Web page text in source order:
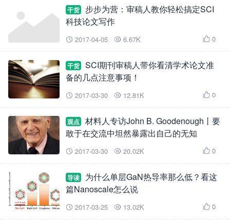
干货
步步为营：审稿人教你轻松搞定SCI
科技论文写作
 2017-04-05  6.67K  0
干货
SCI期刊审稿人带你看清学术论文准
备的几点注意事项！
 2017-03-30  12.81K  0
观点
材料人专访John B. Goodenough丨要
敢于在交流中坦然暴露出自己的无知
 2017-03-30  20.02K  0
导读
为什么单层GaN热导率那么低？看这
篇Nanoscale怎么说
 2017-03-25  13.02K  0